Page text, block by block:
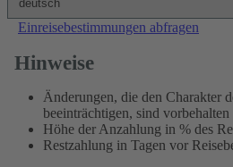
Einreisebestimmungen abfragen
Hinweise
Änderungen, die den Charakter
beeinträchtigen, sind vorbehalten
Höhe der Anzahlung in % des
Restzahlung in Tagen vor